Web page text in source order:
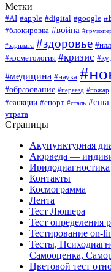
Метки
#AI #apple #digital #google
#блокировка #война
#зарплата #здоровье
#косметология #кризис
#медицина #наука
#образование #переезд #пожар
#санкции #спорт #сталь #сша
утрата
Страницы
Акупунктурная
Аюрведа —
Иридодиагностика
Контакты
Космограмма
Лента
Тест Люшера
Тест определения
Тестирование on-
Тесты,
Самооценка,
Цветовой тест